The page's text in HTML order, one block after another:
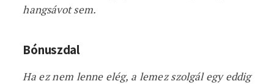
hangsávot sem.
Bónuszdal
Ha ez nem lenne elég, a lemez szolgál egy eddig